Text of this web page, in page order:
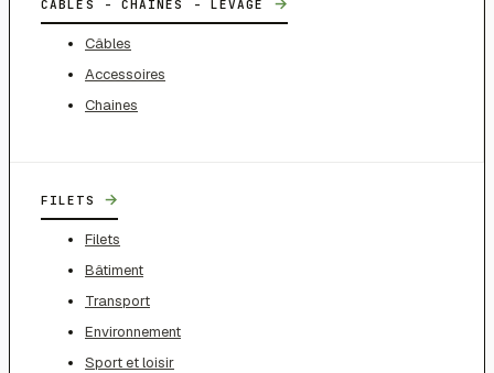
CÂBLES - CHAÎNES - LEVAGE
Câbles
Accessoires
Chaines
FILETS →
Filets
Bâtiment
Transport
Environnement
Sport et loisir